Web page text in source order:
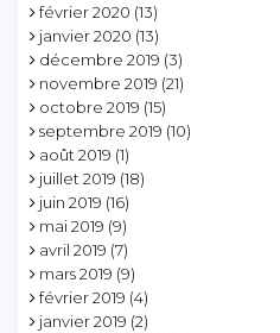
février 2020 (13)
janvier 2020 (13)
décembre 2019 (3)
novembre 2019 (21)
octobre 2019 (15)
septembre 2019 (10)
août 2019 (1)
juillet 2019 (18)
juin 2019 (16)
mai 2019 (9)
avril 2019 (7)
mars 2019 (9)
février 2019 (4)
janvier 2019 (2)